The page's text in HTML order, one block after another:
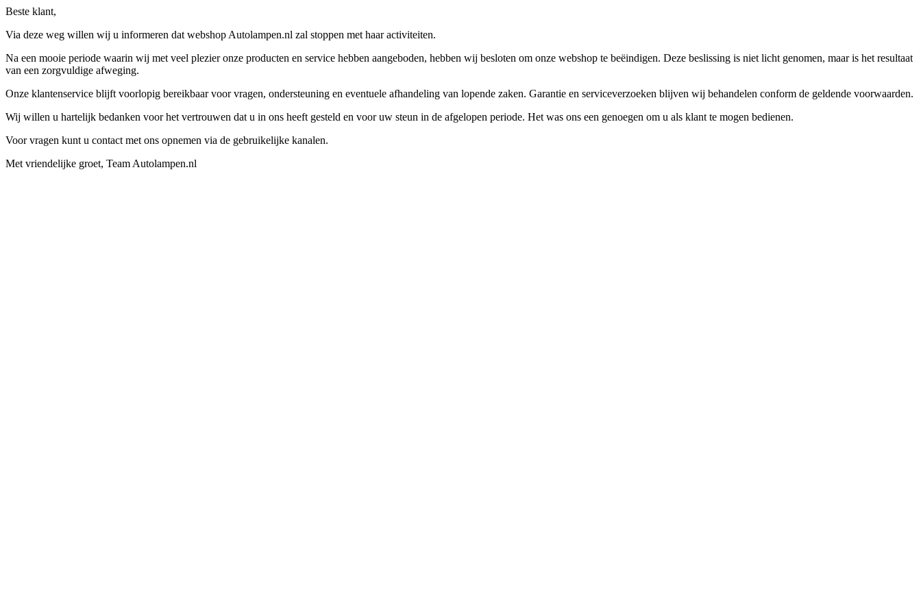
Beste klant,
Via deze weg willen wij u informeren dat webshop Autolampen.nl zal stoppen met haar activiteiten.
Na een mooie periode waarin wij met veel plezier onze producten en service hebben aangeboden, hebben wij besloten om onze webshop te beëindigen. Deze beslissing is niet licht genomen, maar is het resultaat
van een zorgvuldige afweging.
Onze klantenservice blijft voorlopig bereikbaar voor vragen, ondersteuning en eventuele afhandeling van lopende zaken. Garantie en serviceverzoeken blijven wij behandelen conform de geldende voorwaarden.
Wij willen u hartelijk bedanken voor het vertrouwen dat u in ons heeft gesteld en voor uw steun in de afgelopen periode. Het was ons een genoegen om u als klant te mogen bedienen.
Voor vragen kunt u contact met ons opnemen via de gebruikelijke kanalen.
Met vriendelijke groet, Team Autolampen.nl